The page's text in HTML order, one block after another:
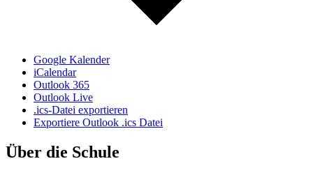
Google Kalender
iCalendar
Outlook 365
Outlook Live
.ics-Datei exportieren
Exportiere Outlook .ics Datei
Über die Schule